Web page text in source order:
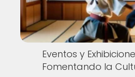
Eventos y
Fomentando la